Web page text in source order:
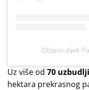
Objavu dijeli
Uz više od 70
hektara prekrasnog